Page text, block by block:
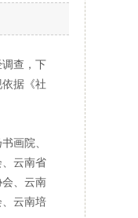
查，下
据《社
画院、
云南省
、云南
云南培